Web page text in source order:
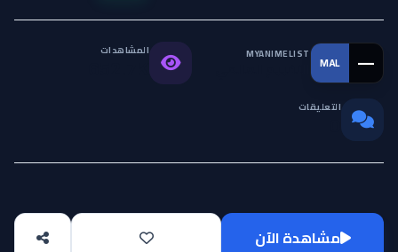
MAL —
MYANIMELIST المشاهدات
التعليقات
مشاهدة الآن